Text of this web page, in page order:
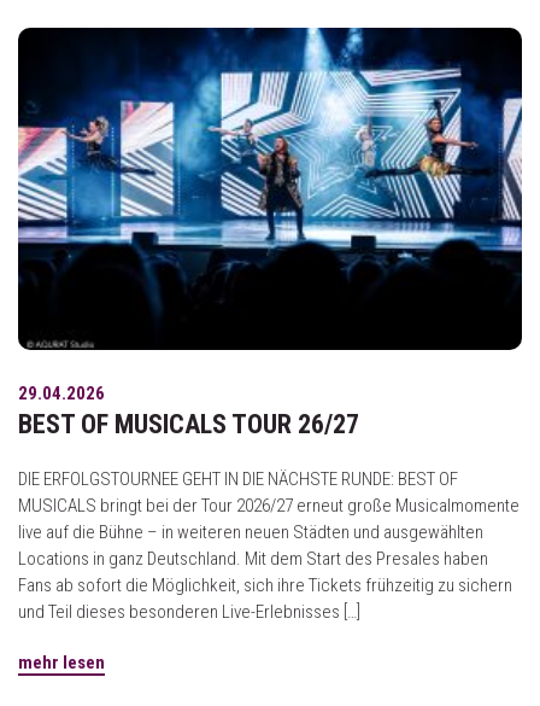
29.04.2026
BEST OF MUSICALS TOUR 26/27
DIE ERFOLGSTOURNEE GEHT IN DIE NÄCHSTE RUNDE: BEST OF
MUSICALS bringt bei der Tour 2026/27 erneut große Musicalmomente
live auf die Bühne – in weiteren neuen Städten und ausgewählten
Locations in ganz Deutschland. Mit dem Start des Presales haben
Fans ab sofort die Möglichkeit, sich ihre Tickets frühzeitig zu sichern
und Teil dieses besonderen Live-Erlebnisses […]
mehr lesen